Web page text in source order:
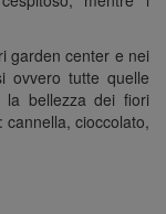
garden center e nei
ovvero tutte quelle
bellezza dei fiori
cioccolato,